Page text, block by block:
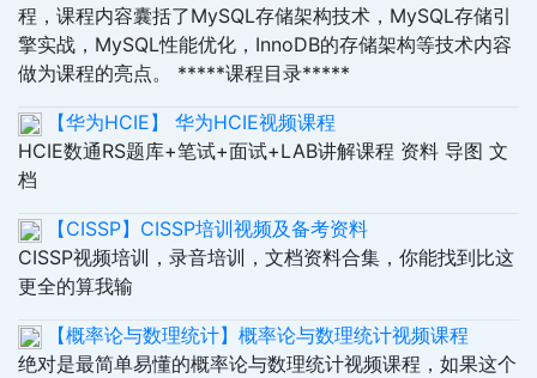
程，课程内容囊括了MySQL存储架构技术，MySQL存储引
擎实战，MySQL性能优化，InnoDB的存储架构等技术内容
做为课程的亮点。 *****课程目录*****
【华为HCIE】 华为HCIE视频课程
HCIE数通RS题库+笔试+面试+LAB讲解课程 资料 导图 文
档
【CISSP】CISSP培训视频及备考资料
CISSP视频培训，录音培训，文档资料合集，你能找到比这
更全的算我输
【概率论与数理统计】概率论与数理统计视频课程
绝对是最简单易懂的概率论与数理统计视频课程，如果这个